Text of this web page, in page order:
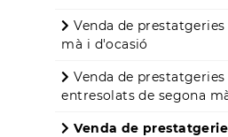
Venda de
mà i d'ocasió
Venda de
entresolats de segona
Venda de